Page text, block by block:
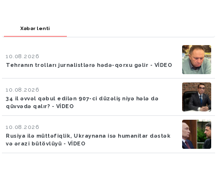
Xəbər lenti
10.08.2026
Tehranın trolları jurnalistlərə hədə-qorxu gəlir - VİDEO
10.08.2026
34 il əvvəl qəbul edilən 907-ci düzəliş niyə hələ də
qüvvədə qalır? - VİDEO
10.08.2026
Rusiya ilə müttəfiqlik, Ukraynana isə humanitar dəstək
və ərazi bütövlüyü - VİDEO